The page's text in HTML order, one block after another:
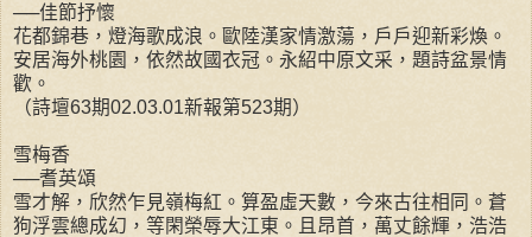
──佳節抒懷
花都錦巷，燈海歌成浪。歐陸漢家情激蕩，戶戶迎新彩煥。
安居海外桃園，依然故國衣冠。永紹中原文采，題詩盆景情
歡。
（詩壇63期02.03.01新報第523期）
雪梅香
──耆英頌
雪才解，欣然乍見嶺梅紅。算盈虛天數，今來古往相同。蒼
狗浮雲總成幻，等閑榮辱大江東。且昂首，萬丈餘輝，浩浩